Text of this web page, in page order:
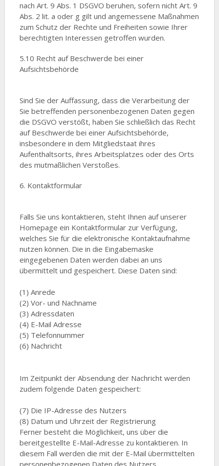
nach Art. 9 Abs. 1 DSGVO beruhen, sofern nicht Art. 9
Abs. 2 lit. a oder g gilt und angemessene Maßnahmen
zum Schutz der Rechte und Freiheiten sowie Ihrer
berechtigten Interessen getroffen wurden.
5.10 Recht auf Beschwerde bei einer
Aufsichtsbehörde
Sind Sie der Auffassung, dass die Verarbeitung der
Sie betreffenden personenbezogenen Daten gegen
die DSGVO verstößt, haben Sie schließlich das Recht
auf Beschwerde bei einer Aufsichtsbehörde,
insbesondere in dem Mitgliedstaat ihres
Aufenthaltsorts, ihres Arbeitsplatzes oder des Orts
des mutmaßlichen Verstoßes.
6. Kontaktformular
Falls Sie uns kontaktieren, steht Ihnen auf unserer
Homepage ein Kontaktformular zur Verfügung,
welches Sie für die elektronische Kontaktaufnahme
nutzen können. Die in die Eingabemaske
eingegebenen Daten werden dabei an uns
übermittelt und gespeichert. Diese Daten sind:
(1) Anrede
(2) Vor- und Nachname
(3) Adressdaten
(4) E-Mail Adresse
(5) Telefonnummer
(6) Nachricht
Im Zeitpunkt der Absendung der Nachricht werden
zudem folgende Daten gespeichert:
(7) Die IP-Adresse des Nutzers
(8) Datum und Uhrzeit der Registrierung
Ferner besteht die Möglichkeit, uns über die
bereitgestellte E-Mail-Adresse zu kontaktieren. In
diesem Fall werden die mit der E-Mail übermittelten
personenbezogenen Daten des Nutzers